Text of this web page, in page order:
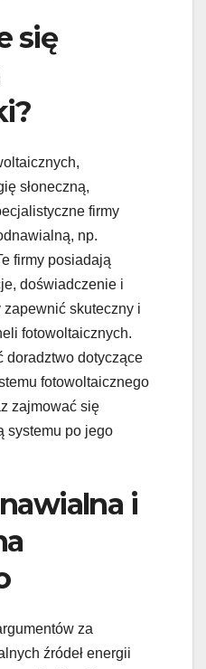
się
słoneczną,
firmy
np.
firmy posiadają
doświadczenie i
skuteczny i
fotowoltaicznych.
doradztwo dotyczące
fotowoltaicznego
zajmować się
systemu po jego
i
za
źródeł energii